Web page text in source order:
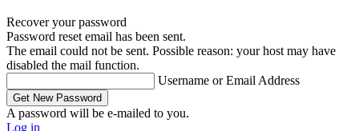
Recover your password
Password reset email has been sent.
The email could not be sent. Possible reason: your host may have
disabled the mail function.
Username or Email Address
A password will be e-mailed to you.
Log in